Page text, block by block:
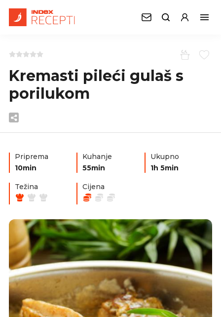
Kremasti pileći gulaš s
porilukom
Priprema
10min
Kuhanje
55min
Ukupno
1h 5min
Težina Cijena